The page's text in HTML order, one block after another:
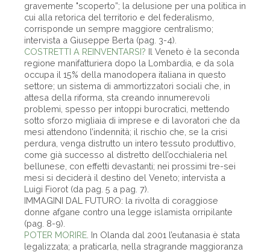
gravemente "scoperto”; la delusione per una politica in
cui alla retorica del territorio e del federalismo,
corrisponde un sempre maggiore centralismo;
intervista a Giuseppe Berta (pag. 3-4).
COSTRETTI A REINVENTARSI? Il Veneto è la seconda
regione manifatturiera dopo la Lombardia, e da sola
occupa il 15% della manodopera italiana in questo
settore; un sistema di ammortizzatori sociali che, in
attesa della riforma, sta creando innumerevoli
problemi, spesso per intoppi burocratici, mettendo
sotto sforzo migliaia di imprese e di lavoratori che da
mesi attendono l’indennità; il rischio che, se la crisi
perdura, venga distrutto un intero tessuto produttivo,
come già successo al distretto dell’occhialeria nel
bellunese, con effetti devastanti; nei prossimi tre-sei
mesi si deciderà il destino del Veneto; intervista a
Luigi Fiorot (da pag. 5 a pag. 7).
IMMAGINI DAL FUTURO: la rivolta di coraggiose
donne afgane contro una legge islamista orripilante
(pag. 8-9).
POTER MORIRE . In Olanda dal 2001 l’eutanasia è stata
legalizzata; a praticarla, nella stragrande maggioranza